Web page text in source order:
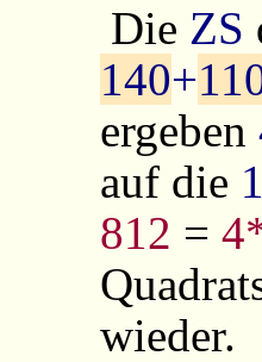
Die ZS
140+
ergeben
auf die
812 =
wieder.